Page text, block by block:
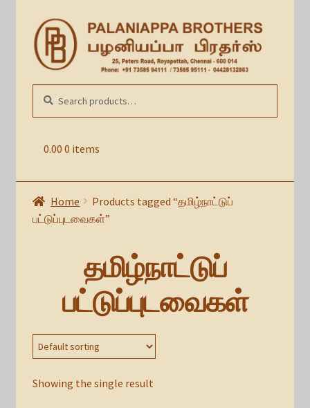
Skip
to
navigation
Skip
to
content
0.00 0 items
for:
Home
Products tagged “தமிழ்நாட்டுப்
பட்டுப்புடவைகள்”
தமிழ்நாட்டுப்
பட்டுப்புடவைகள்
Showing the single result